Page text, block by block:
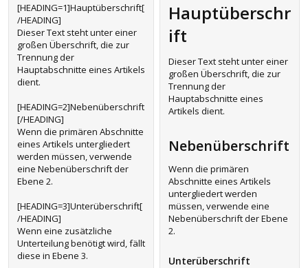
[HEADING=1]Hauptüberschrift[
/HEADING]
Dieser Text steht unter einer
großen Überschrift, die zur
Trennung der
Hauptabschnitte eines Artikels
dient.
[HEADING=2]Nebenüberschrift
[/HEADING]
Wenn die primären Abschnitte
eines Artikels untergliedert
werden müssen, verwende
eine Nebenüberschrift der
Ebene 2.
[HEADING=3]Unterüberschrift[
/HEADING]
Wenn eine zusätzliche
Unterteilung benötigt wird, fällt
diese in Ebene 3.
Hauptüberschr
ift​
Dieser Text steht unter einer
großen Überschrift, die zur
Trennung der
Hauptabschnitte eines
Artikels dient.
Nebenüberschrift​
Wenn die primären
Abschnitte eines Artikels
untergliedert werden
müssen, verwende eine
Nebenüberschrift der Ebene
2.
Unterüberschrift​